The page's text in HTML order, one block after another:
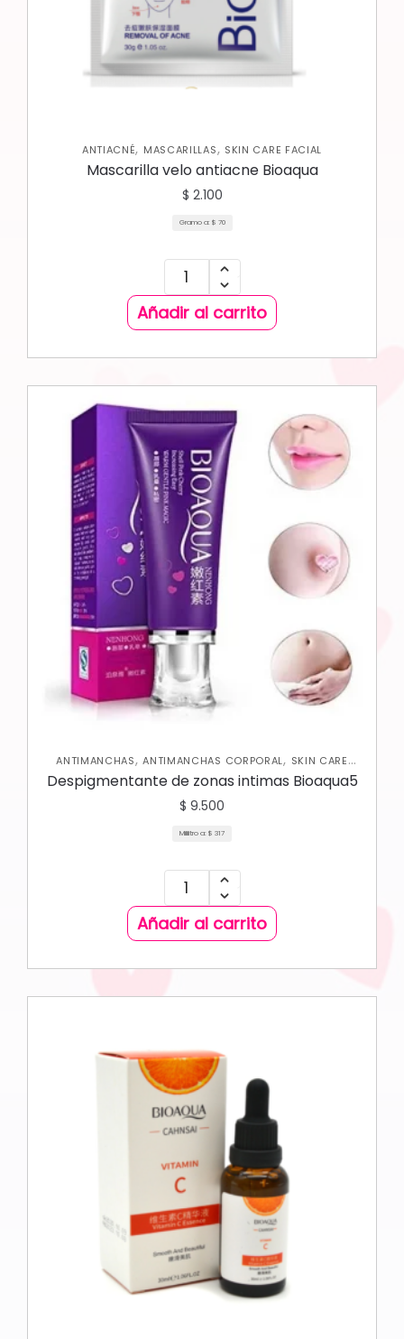
ANTIACNÉ, MASCARILLAS, SKIN CARE FACIAL
Mascarilla velo antiacne Bioaqua
$ 2.100
Gramo a: $ 70
Añadir al carrito
ANTIMANCHAS,ANTIMANCHAS CORPORAL, SKIN CARE
CORPORAL, SKIN CARE FACIAL
Despigmentante de zonas intimas Bioaqua5
$ 9.500
Mililitro a: $ 317
Añadir al carrito